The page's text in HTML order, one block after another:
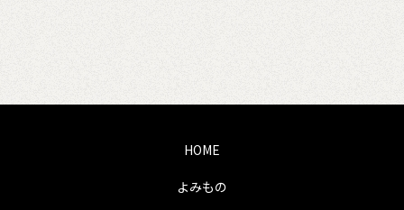
HOME
よみもの